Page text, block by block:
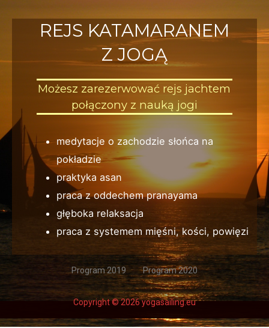
REJS KATAMARANEM
Z JOGĄ
Możesz zarezerwować rejs jachtem
połączony z nauką jogi
medytacje o zachodzie słońca na
pokładzie
praktyka asan
praca z oddechem pranayama
głęboka relaksacja
praca z systemem mięśni, kości, powięzi
Copyright © 2026 yogasailing.eu
Program 2019 Program 2020